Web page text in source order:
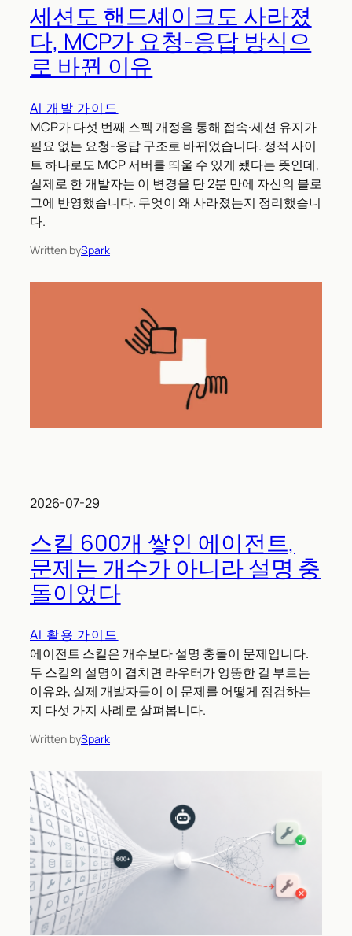
세션도 핸드셰이크도 사라졌
다, MCP가 요청-응답 방식으
로 바뀐 이유
AI 개발 가이드
MCP가 다섯 번째 스펙 개정을 통해 접속·세션 유지가
필요 없는 요청-응답 구조로 바뀌었습니다. 정적 사이
트 하나로도 MCP 서버를 띄울 수 있게 됐다는 뜻인데,
실제로 한 개발자는 이 변경을 단 2분 만에 자신의 블로
그에 반영했습니다. 무엇이 왜 사라졌는지 정리했습니
다.
Written bySpark
2026-07-29
스킬 600개 쌓인 에이전트,
문제는 개수가 아니라 설명 충
돌이었다
AI 활용 가이드
에이전트 스킬은 개수보다 설명 충돌이 문제입니다.
두 스킬의 설명이 겹치면 라우터가 엉뚱한 걸 부르는
이유와, 실제 개발자들이 이 문제를 어떻게 점검하는
지 다섯 가지 사례로 살펴봅니다.
Written bySpark